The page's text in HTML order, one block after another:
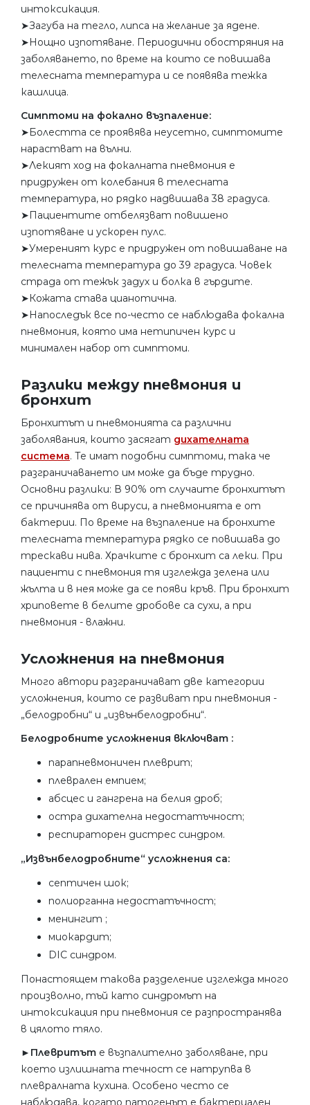
интоксикация.
➤Загуба на тегло, липса на желание за ядене.
➤Нощно изпотяване. Периодични обостряния на
заболяването, по време на които се повишава
телесната температура и се появява тежка
кашлица.
Симптоми на фокално възпаление:
➤Болестта се проявява неусетно, симптомите
нарастват на вълни.
➤Лекият ход на фокалната пневмония е
придружен от колебания в телесната
температура, но рядко надвишава 38 градуса.
➤Пациентите отбелязват повишено
изпотяване и ускорен пулс.
➤Умереният курс е придружен от повишаване на
телесната температура до 39 градуса. Човек
страда от тежък задух и болка в гърдите.
➤Кожата става цианотична.
➤Напоследък все по-често се наблюдава фокална
пневмония, която има нетипичен курс и
минимален набор от симптоми.
Разлики между пневмония и
бронхит
Бронхитът и пневмонията са различни
заболявания, които засягат дихателната
система. Те имат подобни симптоми, така че
разграничаването им може да бъде трудно.
Основни разлики: В 90% от случаите бронхитът
се причинява от вируси, а пневмонията е от
бактерии. По време на възпаление на бронхите
телесната температура рядко се повишава до
трескави нива. Храчките с бронхит са леки. При
пациенти с пневмония тя изглежда зелена или
жълта и в нея може да се появи кръв. При бронхит
хриповете в белите дробове са сухи, а при
пневмония - влажни.
Усложнения на пневмония
Много автори разграничават две категории
усложнения, които се развиват при пневмония -
„белодробни“ и „извънбелодробни“.
Белодробните усложнения включват :
парапневмоничен плеврит;
плеврален емпием;
абсцес и гангрена на белия дроб;
остра дихателна недостатъчност;
респираторен дистрес синдром.
„Извънбелодробните“ усложнения са:
септичен шок;
полиорганна недостатъчност;
менингит ;
миокардит;
DIC синдром.
Понастоящем такова разделение изглежда много
произволно, тъй като синдромът на
интоксикация при пневмония се разпространява
в цялото тяло.
►Плевритът е възпалително заболяване, при
което излишната течност се натрупва в
плевралната кухина. Особено често се
наблюдава, когато патогенът е бактериален